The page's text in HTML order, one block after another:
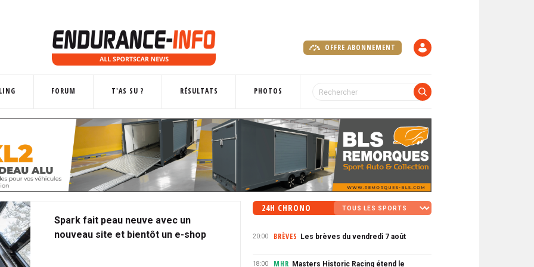
OFFRE ABONNEMENT
FORUM T'AS SU ? RÉSULTATS PHOTOS
Spark fait peau neuve avec un
nouveau site et bientôt un e-shop
24H CHRONO
20:00 BRÈVES Les brèves du vendredi 7 août
18:00 MHR Masters Historic Racing étend le